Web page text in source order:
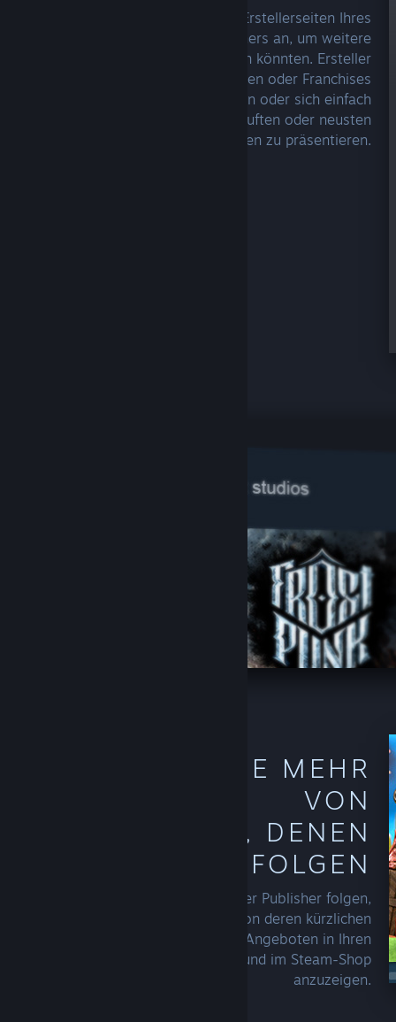
Sehen Sie sich die Erstellerseiten Ihres
Lieblingsentwicklers oder -publishers an, um weitere
Spiele zu erkunden, die Ihnen gefallen könnten. Ersteller
mit mehreren Titeln können ihre Serien oder Franchises
auf verschiedene Arten ausstellen oder sich einfach
darauf konzentrieren, ihre meistverkauften oder neusten
Veröffentlichungen zu präsentieren.
ENTDECKEN SIE MEHR
VON
ERSTELLERN, DENEN
SIE FOLGEN
Sobald Sie einem Entwickler oder Publisher folgen,
fängt Steam damit an, mehr von deren kürzlichen
Veröffentlichungen oder Angeboten in Ihren
Empfehlungen, auf Ihrer Startseite und im Steam-Shop
anzuzeigen.